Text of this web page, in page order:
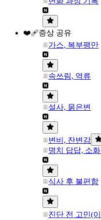
❤️‍🩹증상 공유
가스, 복부팽만
속쓰림, 역류
설사, 묽은변
변비, 잔변감
명치 답답, 소
식사 후 불편함
진단 전 고민(